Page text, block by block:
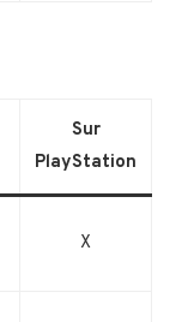
Sur
PlayStation
X